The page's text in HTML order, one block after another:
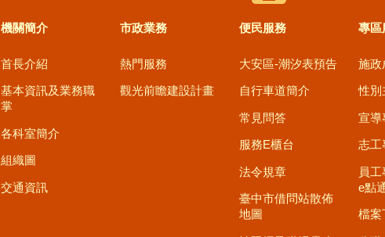
機關簡介
首長介紹
基本資訊及業務職
掌
各科室簡介
組織圖
交通資訊
市政業務
熱門服務
觀光前瞻建設計畫
便民服務
大安區-潮汐表預告
自行車道簡介
常見問答
服務E櫃台
法令規章
臺中市借問站散佈
地圖
專區
施政
性別
宣導
志工
員
e點
檔案